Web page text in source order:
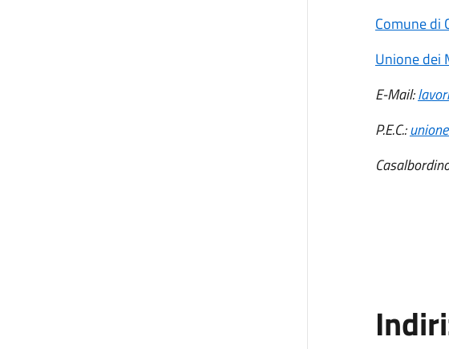
Comune di
Unione dei
E-Mail:
P.E.C.: